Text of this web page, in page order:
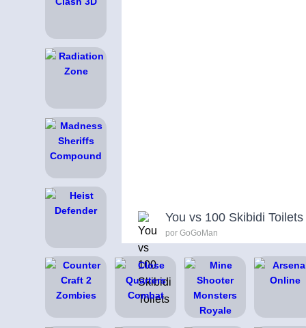
You vs 100 Skibidi Toilets
por GoGoMan